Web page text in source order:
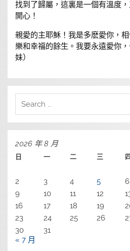
找到了歸屬，這裏是一個有溫度
開心！
親愛的主耶穌！我是多麽愛你，
樂和幸福的餘生。我要永遠愛你
妹）
2026 年 8 月
日 一 二 三
2
3 4 5 6
9
10 11 12
16
17 18 19
23
24 25 26
30
31
« 7 月